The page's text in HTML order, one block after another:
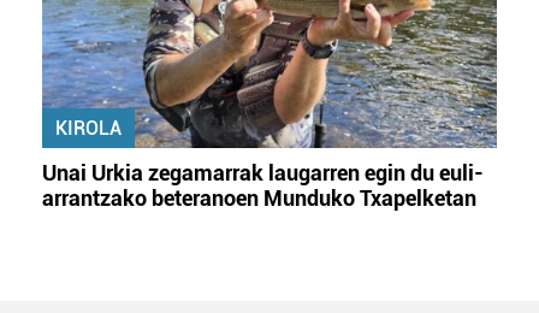
KIROLA
Unai Urkia zegamarrak laugarren egin du euli-
arrantzako beteranoen Munduko Txapelketan